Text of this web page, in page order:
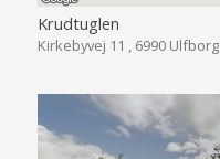
Krudtuglen
Kirkebyvej 11 , 6990 Ulfborg